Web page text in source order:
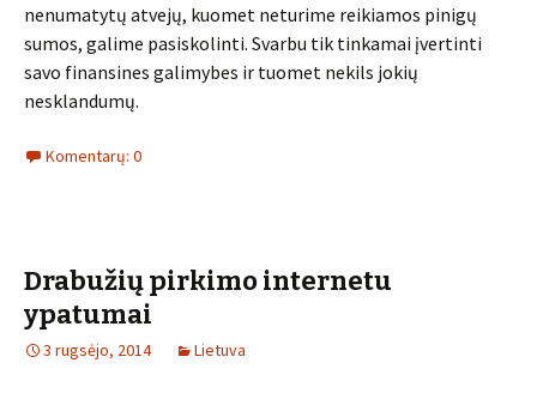
nenumatytų atvejų, kuomet neturime reikiamos pinigų
sumos, galime pasiskolinti. Svarbu tik tinkamai įvertinti
savo finansines galimybes ir tuomet nekils jokių
nesklandumų.
Komentarų: 0
Drabužių pirkimo internetu
ypatumai
3 rugsėjo, 2014 Lietuva